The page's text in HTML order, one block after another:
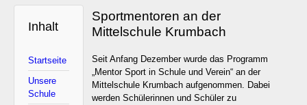
Inhalt
Startseite
Unsere
Schule
Sportmentoren an der
Mittelschule Krumbach
Seit Anfang Dezember wurde das Programm
„Mentor Sport in Schule und Verein“ an der
Mittelschule Krumbach aufgenommen. Dabei
werden Schülerinnen und Schüler zu